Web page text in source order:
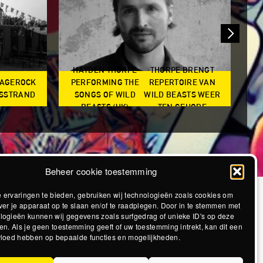
Beheer cookie toestemming
ervaringen te bieden, gebruiken wij technologieën zoals cookies om
je apparaat op te slaan en/of te raadplegen. Door in te stemmen met
kunnen wij gegevens zoals surfgedrag of unieke ID's op deze
Als je geen toestemming geeft of uw toestemming intrekt, kan dit een
hebben op bepaalde functies en mogelijkheden.
HAYDEN THORPE
PERFORMING THE
SONGS OF WILD
BEASTS (UK)
THORPE BRENGT
REPERTOIRE VAN
WILD BEASTS WEER
TEN GEHORE